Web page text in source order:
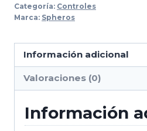
Categoría: Controles
Marca: Spheros
Información adicional
Valoraciones (0)
Información